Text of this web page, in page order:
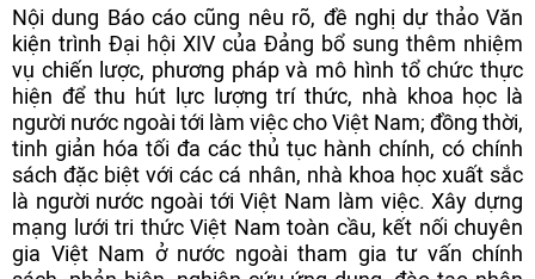
Nội dung Báo cáo cũng nêu rõ, đề nghị dự thảo Văn
kiện trình Đại hội XIV của Đảng bổ sung thêm nhiệm
vụ chiến lược, phương pháp và mô hình tổ chức thực
hiện để thu hút lực lượng trí thức, nhà khoa học là
người nước ngoài tới làm việc cho Việt Nam; đồng thời,
tinh giản hóa tối đa các thủ tục hành chính, có chính
sách đặc biệt với các cá nhân, nhà khoa học xuất sắc
là người nước ngoài tới Việt Nam làm việc. Xây dựng
mạng lưới tri thức Việt Nam toàn cầu, kết nối chuyên
gia Việt Nam ở nước ngoài tham gia tư vấn chính